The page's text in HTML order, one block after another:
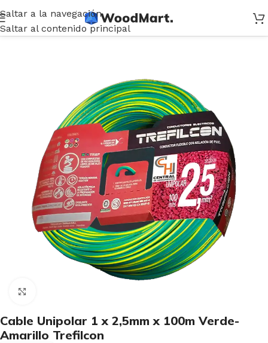
Saltar a la navegación
Saltar al contenido principal
Inicio Electricidad /Cables/Cable Unipolar
Cable Unipolar 1 x 2,5mm x 100m Verde-
Amarillo Trefilcon